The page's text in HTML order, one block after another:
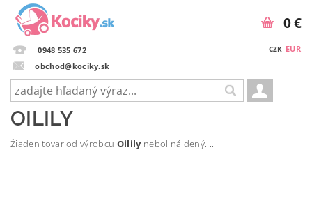
0948 535 672
obchod@kociky.sk
CZK EUR
0 €
OILILY
Žiaden tovar od výrobcu Oililynebol nájdený....